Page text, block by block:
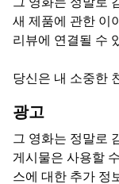
새 제품에 관한 이
리뷰에 연결될 수
당신은 내 소중한
광고
그 영화는 정말로
게시물은 사용할
스에 대한 추가 정